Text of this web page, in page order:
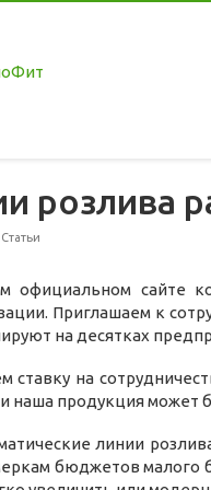
розлива
Статьи
официальном сайте
Приглашаем к
на десятках
ставку на
наша продукция может
линии
бюджетов малого